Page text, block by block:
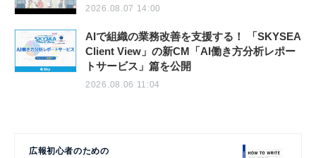
2026.08.07 14:00
AIで組織の業務改善を支援する！ 「SKYSEA
Client View」の新CM「AI働き方分析レポー
トサービス」篇を公開
2026.08.06 11:04
広報初心者のための